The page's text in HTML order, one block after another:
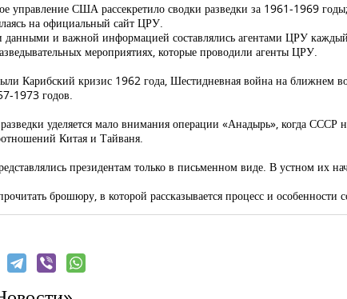
управление США рассекретило сводки разведки за 1961-1969
на официальный сайт ЦРУ.
данными и важной информацией составлялись агентами ЦРУ
мероприятиях, которые проводили агенты ЦРУ.
Карибский кризис 1962 года, Шестидневная война на ближнем
1973 годов.
уделяется мало внимания операции «Анадырь», когда
Китая и Тайваня.
президентам только в письменном виде. В устном их
брошюру, в которой рассказывается процесс и особенности